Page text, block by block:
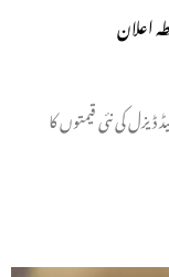
اعلان
کی نئی قیمتوں کا